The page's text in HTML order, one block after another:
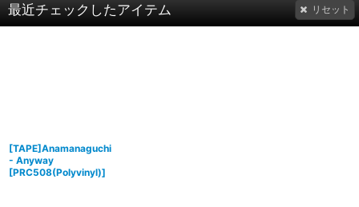
最近チェックしたアイテム リセット
[TAPE]Anamanaguchi
- Anyway
[PRC508(Polyvinyl)]